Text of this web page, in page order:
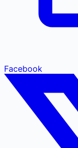
Facebook